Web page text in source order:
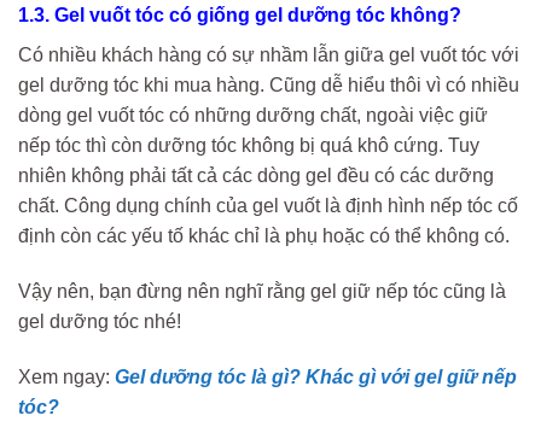
1.3. Gel vuốt tóc có giống gel dưỡng tóc không?
Có nhiều khách hàng có sự nhầm lẫn giữa gel vuốt tóc với
gel dưỡng tóc khi mua hàng. Cũng dễ hiểu thôi vì có nhiều
dòng gel vuốt tóc có những dưỡng chất, ngoài việc giữ
nếp tóc thì còn dưỡng tóc không bị quá khô cứng. Tuy
nhiên không phải tất cả các dòng gel đều có các dưỡng
chất. Công dụng chính của gel vuốt là định hình nếp tóc cố
định còn các yếu tố khác chỉ là phụ hoặc có thể không có.
Vậy nên, bạn đừng nên nghĩ rằng gel giữ nếp tóc cũng là
gel dưỡng tóc nhé!
Xem ngay: Gel dưỡng tóc là gì? Khác gì với gel giữ nếp
tóc?